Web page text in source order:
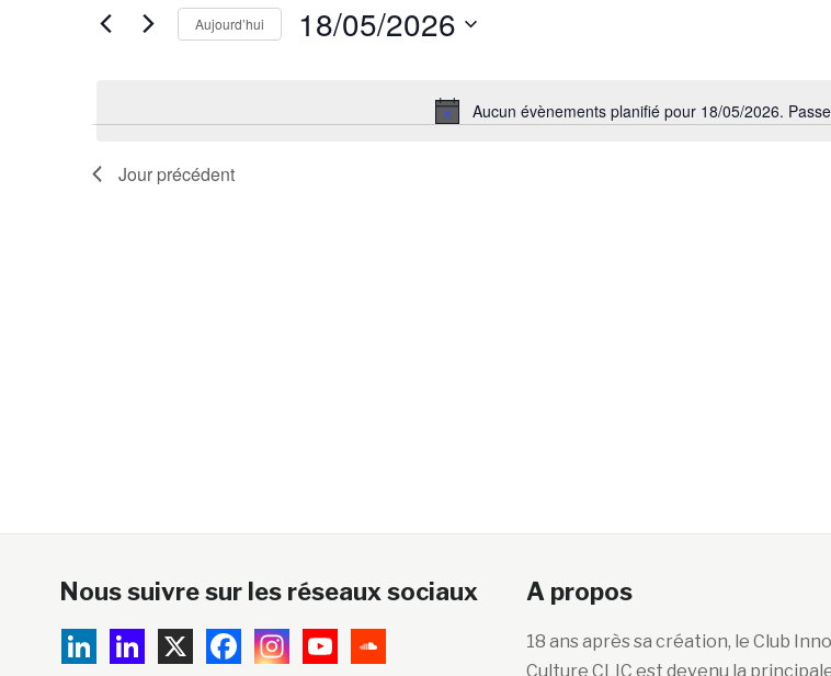
Notice
Aucun évènements planifié pour 18/05/2026.
de
Rechercher
Évènements
clé.
Aujourd’hui 18/05/2026
Jour précédent
Nous suivre sur les réseaux sociaux A propos
18 ans après sa création, le Club
Culture CLIC est devenu la